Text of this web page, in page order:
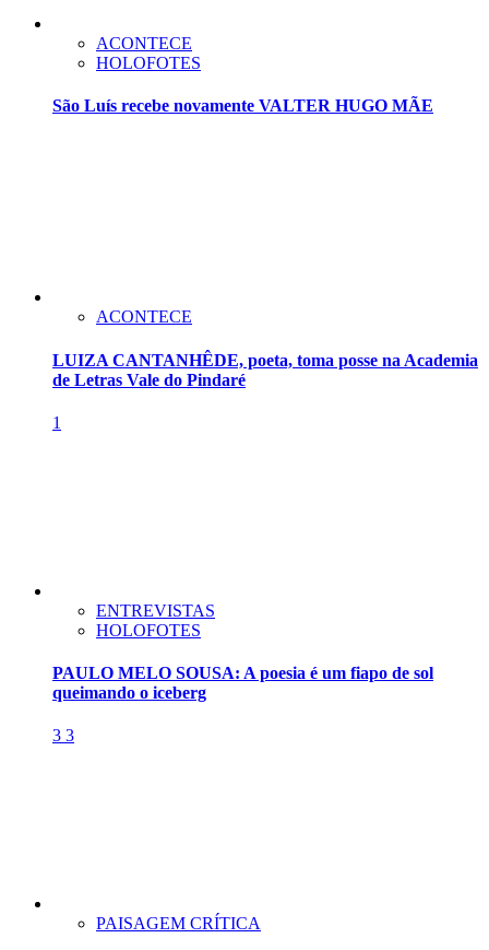
ACONTECE
HOLOFOTES
São Luís recebe novamente VALTER HUGO MÃE
ACONTECE
LUIZA CANTANHÊDE, poeta, toma posse na Academia
de Letras Vale do Pindaré
1
ENTREVISTAS
HOLOFOTES
PAULO MELO SOUSA: A poesia é um fiapo de sol
queimando o iceberg
3 3
PAISAGEM CRÍTICA